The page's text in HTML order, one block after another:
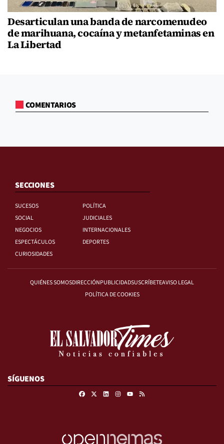
Desarticulan una banda de narcomenudeo
de marihuana, cocaína y metanfetaminas en
La Libertad
COMENTARIOS
SECCIONES
SUCESOS
POLÍTICA
SOCIAL
JUDICIALES
NEGOCIOS
INTERNACIONALES
ESPECTÁCULOS
DEPORTES
CURIOSIDADES
QUIÉNES SOMOSDIRECCIÓNPUBLICIDADSUSCRÍBETEAVISO LEGAL
POLÍTICA DE COOKIES
SÍGUENOS
FacebookLinkedinInstagram